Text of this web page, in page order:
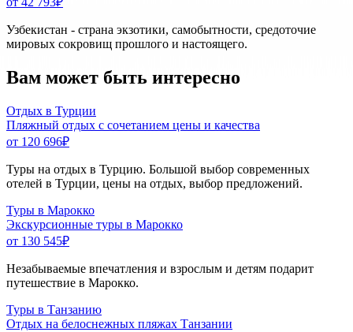
Узбекистан - страна экзотики, самобытности, средоточие
мировых сокровищ прошлого и настоящего.
Вам может быть интересно
Отдых в Турции
Пляжный отдых с сочетанием цены и качества
от 120 696₽
Туры на отдых в Турцию. Большой выбор современных
отелей в Турции, цены на отдых, выбор предложений.
Туры в Марокко
Экскурсионные туры в Марокко
от 130 545₽
Незабываемые впечатления и взрослым и детям подарит
путешествие в Марокко.
Туры в Танзанию
Отдых на белоснежных пляжах Танзании